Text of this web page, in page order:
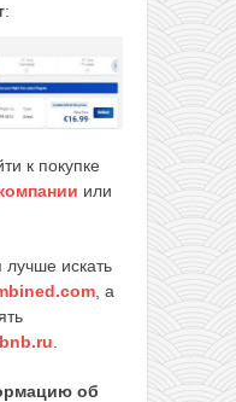
:
к покупке
или
лучше искать
, а
об